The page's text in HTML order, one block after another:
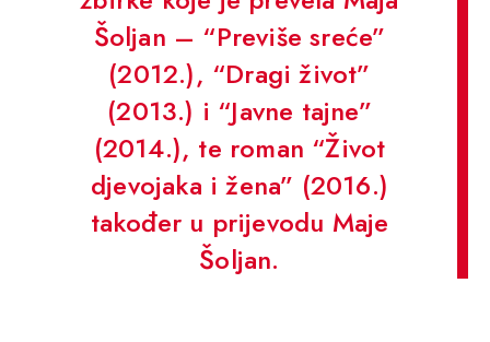
Šoljan – “Previše sreće”
(2012.), “Dragi život”
(2013.) i “Javne tajne”
(2014.), te roman “Život
djevojaka i žena” (2016.)
također u prijevodu Maje
Šoljan.